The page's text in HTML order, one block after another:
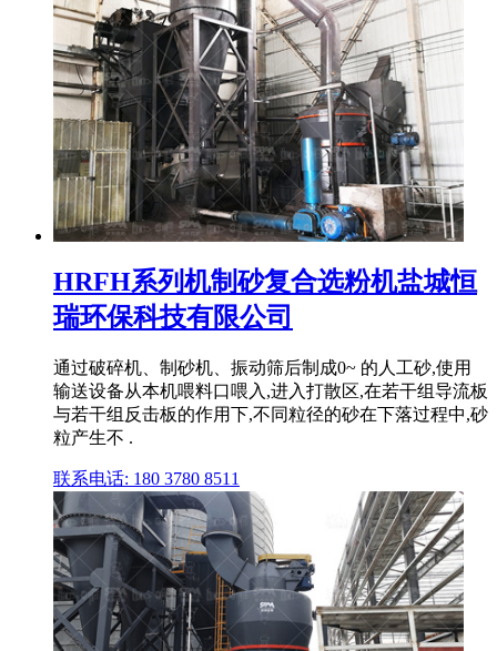
HRFH系列机制砂复合选粉机盐城恒
瑞环保科技有限公司
通过破碎机、制砂机、振动筛后制成0~ 的人工砂,使用
输送设备从本机喂料口喂入,进入打散区,在若干组导流板
与若干组反击板的作用下,不同粒径的砂在下落过程中,砂
粒产生不 .
联系电话: 180 3780 8511